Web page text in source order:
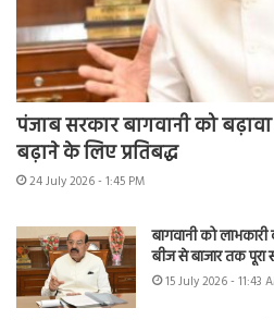
पंजाब सरकार बागवानी को
बढ़ाने के लिए प्रतिबद्ध
24 July 2026 - 1:45 PM
बागवानी को
बीज से बाजार तक पूरा
15 July 2026 - 11:43